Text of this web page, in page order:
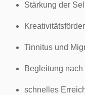
Stärkung der
Tinnitus und
Begleitung
schnelles